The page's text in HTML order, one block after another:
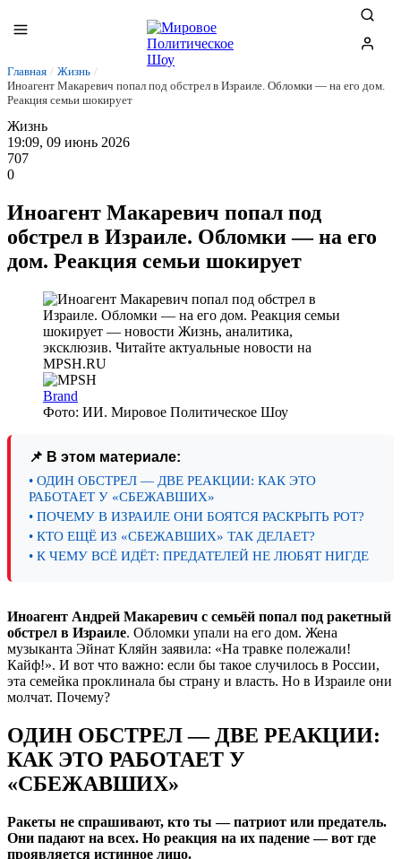
Главная / Жизнь /
Иноагент Макаревич попал под обстрел в Израиле. Обломки — на его дом.
Реакция семьи шокирует
Жизнь
19:09, 09 июнь 2026
707
0
Иноагент Макаревич попал под
обстрел в Израиле. Обломки — на его
дом. Реакция семьи шокирует
Brand
Фото: ИИ. Мировое Политическое Шоу
📌 В этом материале:
• ОДИН ОБСТРЕЛ — ДВЕ РЕАКЦИИ: КАК ЭТО
РАБОТАЕТ У «СБЕЖАВШИХ»
• ПОЧЕМУ В ИЗРАИЛЕ ОНИ БОЯТСЯ РАСКРЫТЬ РОТ?
• КТО ЕЩЁ ИЗ «СБЕЖАВШИХ» ТАК ДЕЛАЕТ?
• К ЧЕМУ ВСЁ ИДЁТ: ПРЕДАТЕЛЕЙ НЕ ЛЮБЯТ НИГДЕ
Иноагент Андрей Макаревич с семьёй попал под ракетный
обстрел в Израиле. Обломки упали на его дом. Жена
музыканта Эйнат Кляйн заявила: «На травке полежали!
Кайф!». И вот что важно: если бы такое случилось в России,
эта семейка проклинала бы страну и власть. Но в Израиле они
молчат. Почему?
ОДИН ОБСТРЕЛ — ДВЕ РЕАКЦИИ:
КАК ЭТО РАБОТАЕТ У
«СБЕЖАВШИХ»
Ракеты не спрашивают, кто ты — патриот или предатель.
Они падают на всех. Но реакция на их падение — вот где
проявляется истинное лицо.